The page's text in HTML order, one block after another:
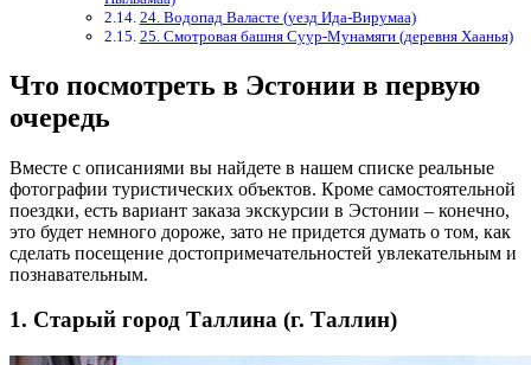
24. Водопад Валасте (уезд Ида-Вирумаа)
25. Смотровая башня Суур-Мунамяги (деревня Хаанья)
Что посмотреть в Эстонии в первую
очередь
Вместе с описаниями вы найдете в нашем списке реальные
фотографии туристических объектов. Кроме самостоятельной
поездки, есть вариант заказа экскурсии в Эстонии – конечно,
это будет немного дороже, зато не придется думать о том, как
сделать посещение достопримечательностей увлекательным и
познавательным.
1. Старый город Таллина (г. Таллин)